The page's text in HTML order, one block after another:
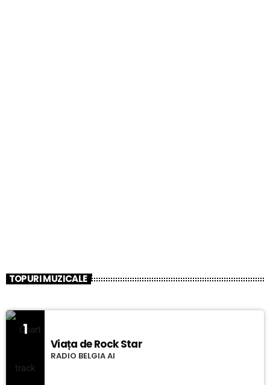
TOPURI MUZICALE
1
Viața de Rock Star
RADIO BELGIA AI